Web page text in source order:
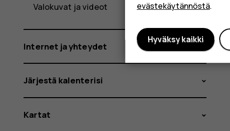
Valokuvat ja videot
Internet ja yhteydet
Järjestä kalenterisi
Kartat
evästekäytännöstä.
Hyväksy kaikki